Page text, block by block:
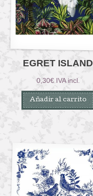
EGRET ISLAND
0,30€ IVA incl.
Añadir al carrito